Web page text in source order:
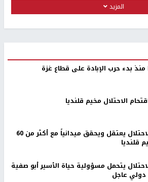
المزيد
نادي الأسير: الاحتلال يعتقل ويحقق ميدانياً مع أكثر من 60
قلنديا
يتحمل مسؤولية حياة الأسير أبو صفية
دولي عاجل